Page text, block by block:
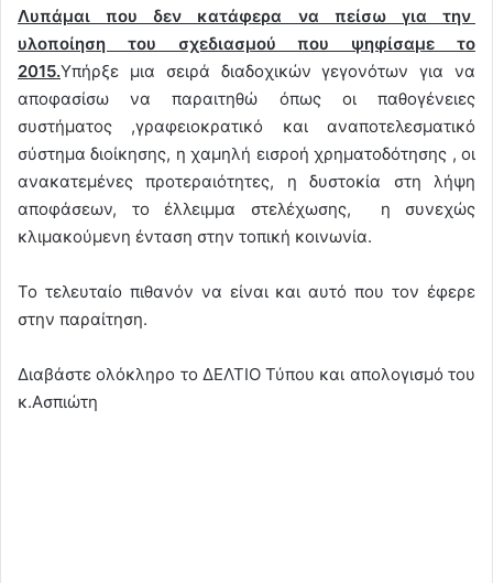
Λυπάμαι που δεν κατάφερα να πείσω για την
υλοποίηση του σχεδιασμού που ψηφίσαμε το
2015.Υπήρξε μια σειρά διαδοχικών γεγονότων για να
αποφασίσω να παραιτηθώ όπως οι παθογένειες
συστήματος ,γραφειοκρατικό και αναποτελεσματικό
σύστημα διοίκησης, η χαμηλή εισροή χρηματοδότησης , οι
ανακατεμένες προτεραιότητες, η δυστοκία στη λήψη
αποφάσεων, το έλλειμμα στελέχωσης, η συνεχώς
κλιμακούμενη ένταση στην τοπική κοινωνία.
Το τελευταίο πιθανόν να είναι και αυτό που τον έφερε
στην παραίτηση.
Διαβάστε ολόκληρο το ΔΕΛΤΙΟ Τύπου και απολογισμό του
κ.Ασπιώτη